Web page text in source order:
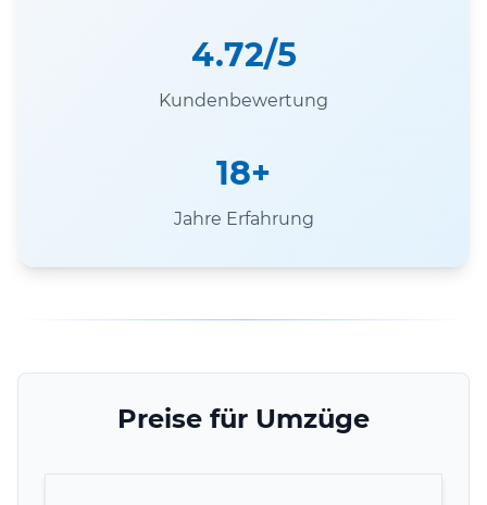
4.72/5
Kundenbewertung
18+
Jahre Erfahrung
Preise für Umzüge